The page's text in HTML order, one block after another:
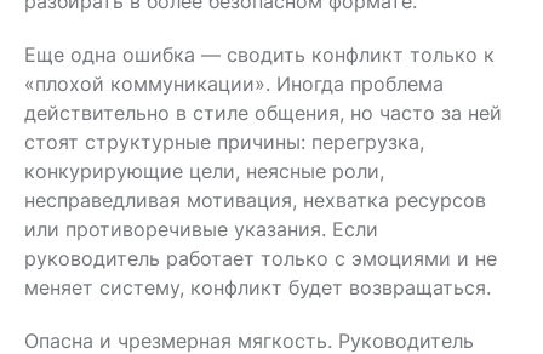
Еще одна ошибка — сводить конфликт только к
«плохой коммуникации». Иногда проблема
действительно в стиле общения, но часто за ней
стоят структурные причины: перегрузка,
конкурирующие цели, неясные роли,
несправедливая мотивация, нехватка ресурсов
или противоречивые указания. Если
руководитель работает только с эмоциями и не
меняет систему, конфликт будет возвращаться.
Опасна и чрезмерная мягкость. Руководитель